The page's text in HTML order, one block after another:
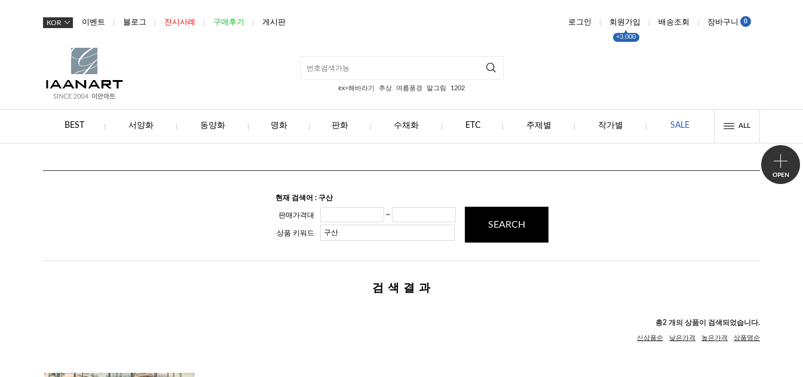
KOR 이벤트 블로그 전시사례 구매후기 게시판 로그인 회원가입
+3,000
배송조회 장바구니 0
ex>해바라기 추상 여름풍경 말그림 1202
BEST 서양화 동양화 명화 판화 수채화 ETC 주제별 작가별 SALE ALL
현재 검색어 : 구산
판매가격대 ~
SEARCH
상품 키워드
검 색 결 과
총2 개의 상품이 검색되었습니다.
상품명순
높은가격
낮은가격
신상품순